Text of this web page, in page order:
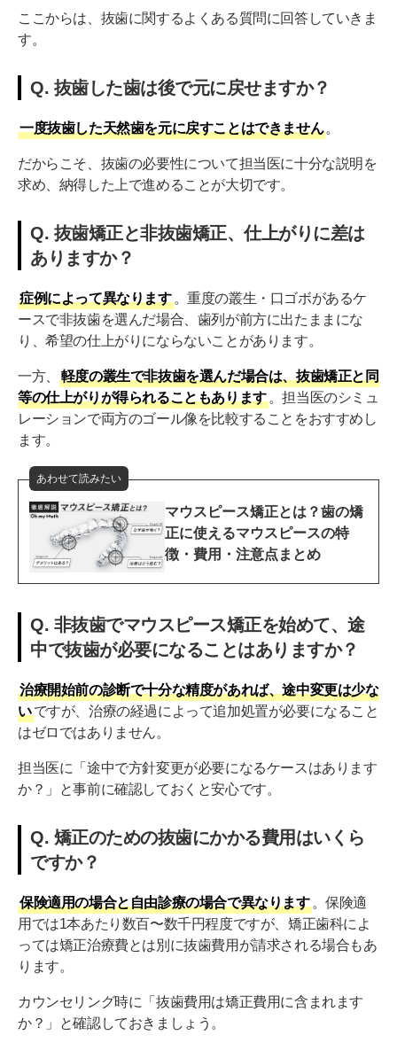
ここからは、抜歯に関するよくある質問に回答していきま
す。
Q. 抜歯した歯は後で元に戻せますか？
一度抜歯した天然歯を元に戻すことはできません 。
だからこそ、抜歯の必要性について担当医に十分な説明を
求め、納得した上で進めることが大切です。
Q. 抜歯矯正と非抜歯矯正、仕上がりに差は
ありますか？
症例によって異なります 。重度の叢生・口ゴボがあるケ
ースで非抜歯を選んだ場合、歯列が前方に出たままにな
り、希望の仕上がりにならないことがあります。
一方、
軽度の叢生で非抜歯を選んだ場合は、抜歯矯正と同
等の仕上がりが得られることもあります 。担当医のシミュ
レーションで両方のゴール像を比較することをおすすめし
ます。
あわせて読みたい
マウスピース矯正とは？歯の矯
正に使えるマウスピースの特
徴・費用・注意点まとめ
Q. 非抜歯でマウスピース矯正を始めて、途
中で抜歯が必要になることはありますか？
治療開始前の診断で十分な精度があれば、途中変更は少な
いですが、治療の経過によって追加処置が必要になること
はゼロではありません。
担当医に「途中で方針変更が必要になるケースはあります
か？」と事前に確認しておくと安心です。
Q. 矯正のための抜歯にかかる費用はいくら
ですか？
保険適用の場合と自由診療の場合で異なります 。保険適
用では1本あたり数百〜数千円程度ですが、矯正歯科によ
っては矯正治療費とは別に抜歯費用が請求される場合もあ
ります。
カウンセリング時に「抜歯費用は矯正費用に含まれます
か？」と確認しておきましょう。